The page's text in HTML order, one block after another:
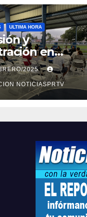
ULTIMA HORA
y
en
sobre
en
2025
NOTICIASPRTV